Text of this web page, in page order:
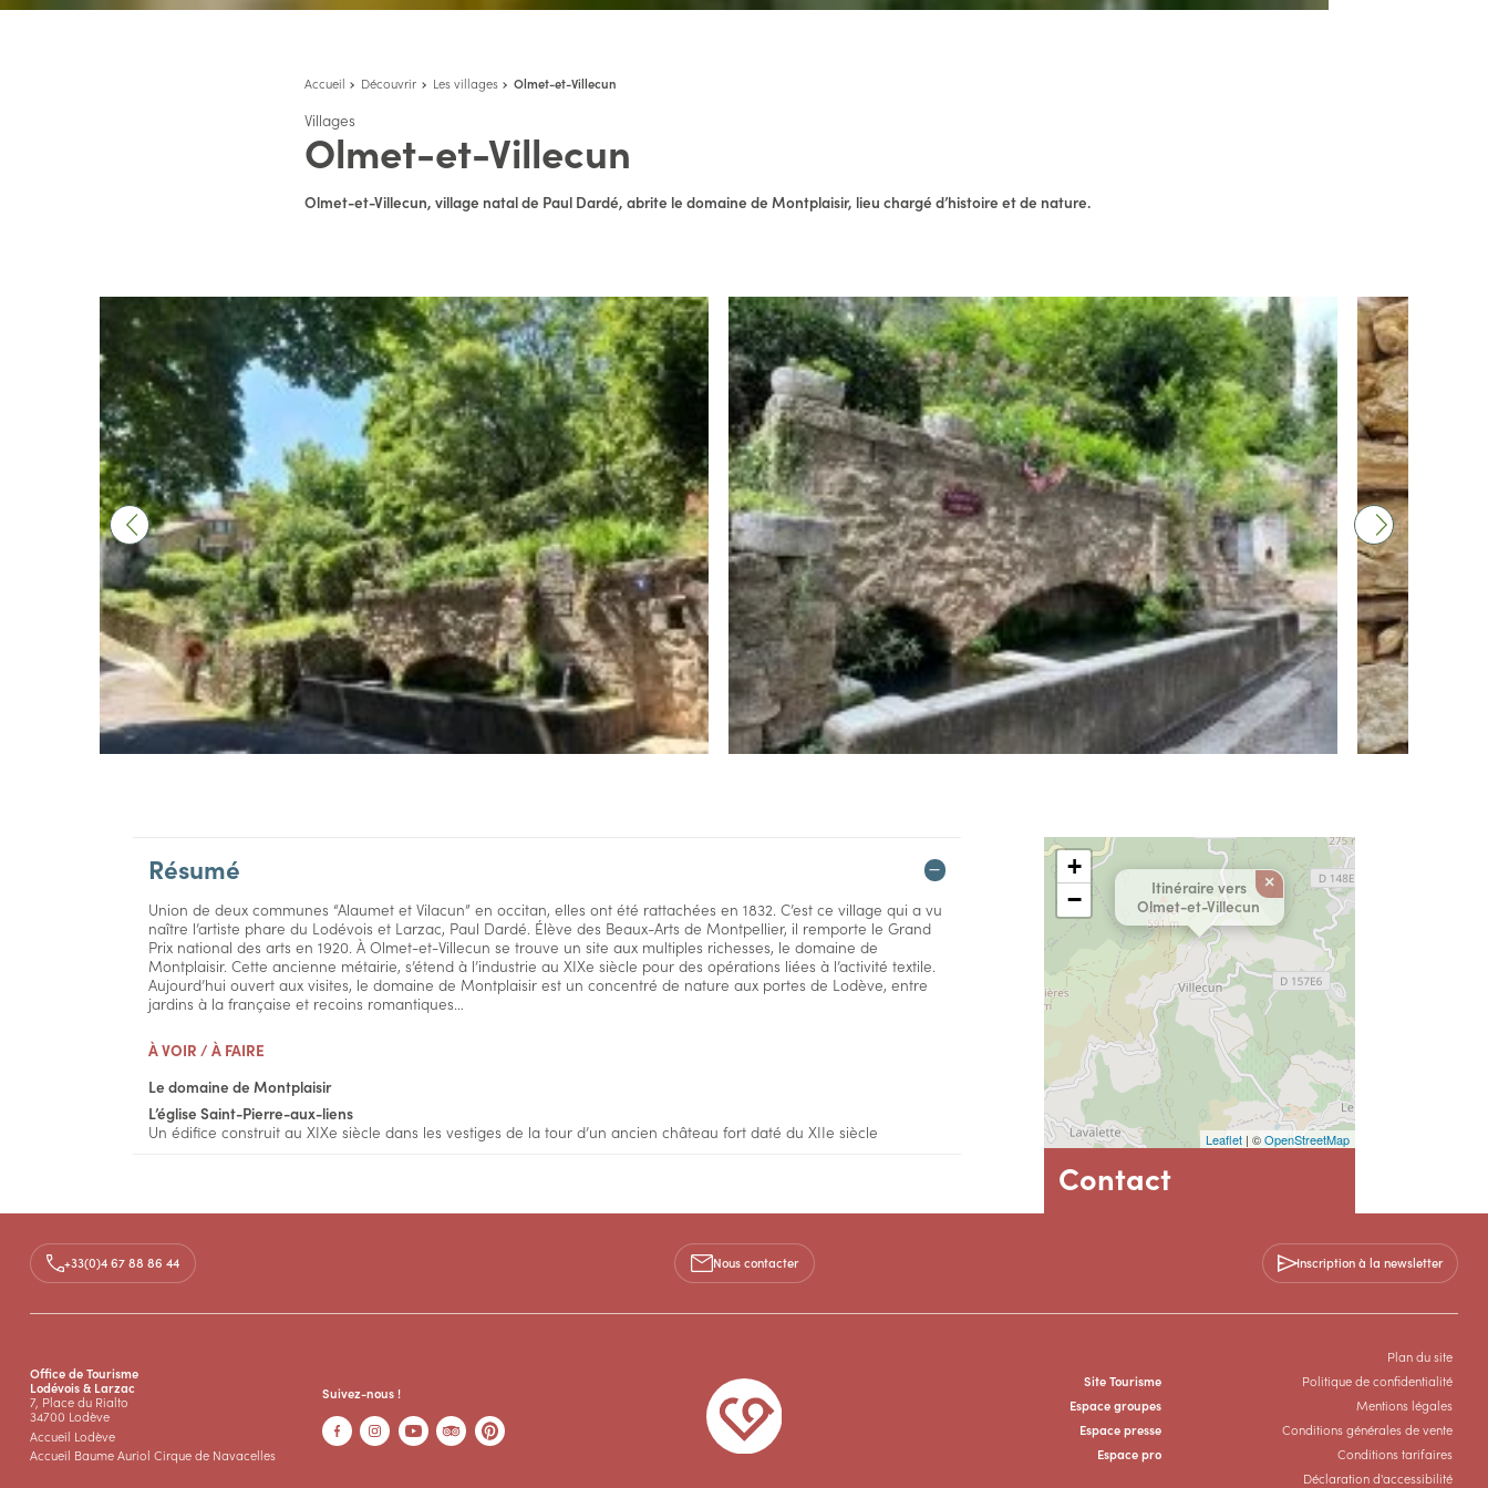
Accueil Découvrir Les villages Olmet-et-Villecun
Villages
Olmet-et-Villecun
Olmet-et-Villecun, village natal de Paul Dardé, abrite le domaine de Montplaisir, lieu chargé d’histoire et de nature.
Résumé
Union de deux communes “Alaumet et Vilacun” en occitan, elles ont été rattachées en 1832. C’est ce village qui a vu
naître l’artiste phare du Lodévois et Larzac, Paul Dardé. Élève des Beaux-Arts de Montpellier, il remporte le Grand
Prix national des arts en 1920. À Olmet-et-Villecun se trouve un site aux multiples richesses, le domaine de
Montplaisir. Cette ancienne métairie, s’étend à l’industrie au XIXe siècle pour des opérations liées à l’activité textile.
Aujourd’hui ouvert aux visites, le domaine de Montplaisir est un concentré de nature aux portes de Lodève, entre
jardins à la française et recoins romantiques…
À VOIR / À FAIRE
Le domaine de Montplaisir
L’église Saint-Pierre-aux-liens
Un édifice construit au XIXe siècle dans les vestiges de la tour d’un ancien château fort daté du XIIe siècle
Itinéraire vers
Olmet-et-Villecun
×
+
−
Leaflet | ©OpenStreetMap
Contact
+33(0)4 67 88 86 44 Nous contacter Inscription à la newsletter
Office de Tourisme
Lodévois & Larzac
7, Place du Rialto
34700 Lodève
Accueil Lodève
Accueil Baume Auriol Cirque de Navacelles
Suivez-nous !
Site Tourisme
Espace groupes
Espace presse
Espace pro
Plan du site
Politique de confidentialité
Mentions légales
Conditions générales de vente
Conditions tarifaires
Déclaration d'accessibilité